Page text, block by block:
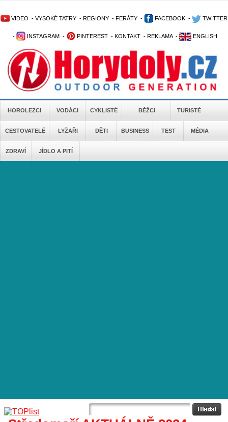
VIDEO - VYSOKÉ TATRY - REGIONY - FERÁTY - FACEBOOK - TWITTER
- INSTAGRAM - PINTEREST - KONTAKT - REKLAMA - ENGLISH
HOROLEZCI VODÁCI CYKLISTÉ BĚŽCI TURISTÉ
CESTOVATELÉ LYŽAŘI DĚTI BUSINESS TEST MÉDIA
ZDRAVÍ JÍDLO A PITÍ